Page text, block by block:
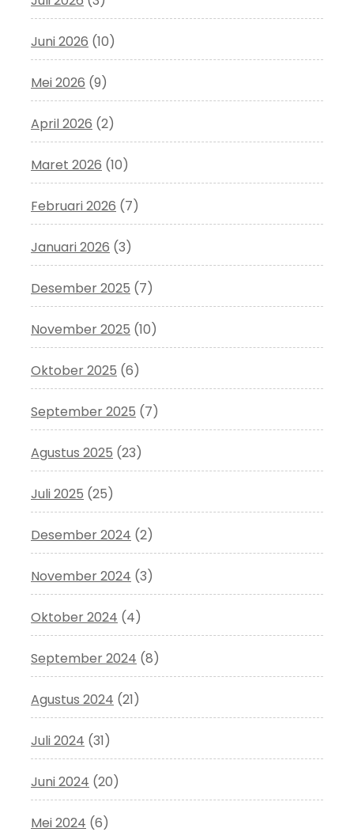
Juni 2026 (10)
Mei 2026 (9)
April 2026 (2)
Maret 2026 (10)
Februari 2026 (7)
Januari 2026 (3)
Desember 2025 (7)
November 2025 (10)
Oktober 2025 (6)
September 2025 (7)
Agustus 2025 (23)
Juli 2025 (25)
Desember 2024 (2)
November 2024 (3)
Oktober 2024 (4)
September 2024 (8)
Agustus 2024 (21)
Juli 2024 (31)
Juni 2024 (20)
Mei 2024 (6)